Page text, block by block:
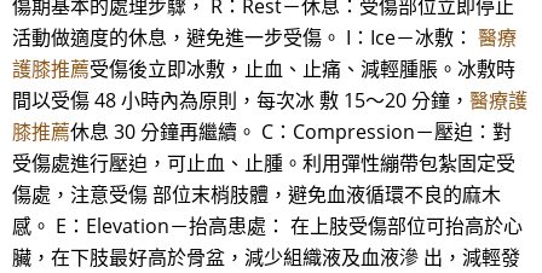
傷期基本的處理步驟， R：Rest－休息：受傷部位立即停止
活動做適度的休息，避免進一步受傷。 I：Ice－冰敷： 醫療
護膝推薦受傷後立即冰敷，止血、止痛、減輕腫脹。冰敷時
間以受傷 48 小時內為原則，每次冰 敷 15～20 分鐘， 醫療護
膝推薦休息 30 分鐘再繼續。 C：Compression－壓迫：對
受傷處進行壓迫，可止血、止腫。利用彈性繃帶包紮固定受
傷處，注意受傷 部位末梢肢體，避免血液循環不良的麻木
感。 E：Elevation－抬高患處： 在上肢受傷部位可抬高於心
臟，在下肢最好高於骨盆，減少組織液及血液滲 出，減輕發